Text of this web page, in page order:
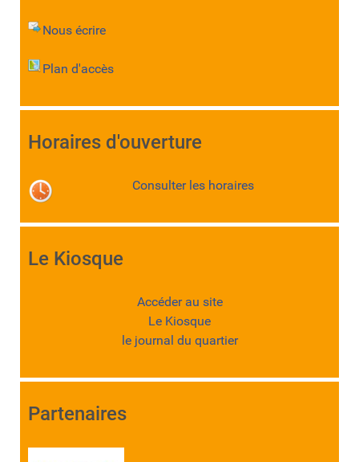
Nous écrire
Plan d'accès
Horaires d'ouverture
Consulter les horaires
Le Kiosque
Accéder au site
Le Kiosque
le journal du quartier
Partenaires